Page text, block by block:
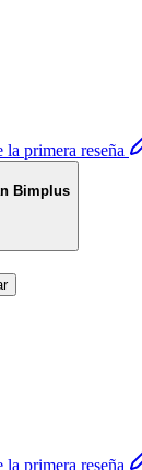
la primera reseña
Bimplus
la primera reseña